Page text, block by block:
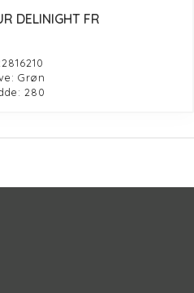
DELINIGHT FR
Grøn
280